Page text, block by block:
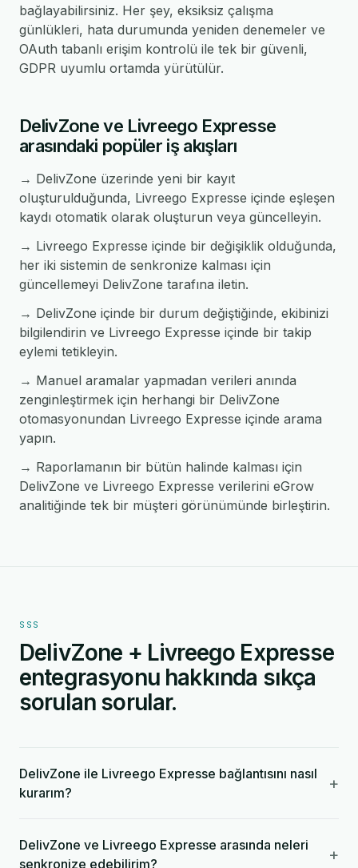
bağlayabilirsiniz. Her şey, eksiksiz çalışma
günlükleri, hata durumunda yeniden denemeler ve
OAuth tabanlı erişim kontrolü ile tek bir güvenli,
GDPR uyumlu ortamda yürütülür.
DelivZone ve Livreego Expresse
arasındaki popüler iş akışları
→ DelivZone üzerinde yeni bir kayıt
oluşturulduğunda, Livreego Expresse içinde eşleşen
kaydı otomatik olarak oluşturun veya güncelleyin.
→ Livreego Expresse içinde bir değişiklik olduğunda,
her iki sistemin de senkronize kalması için
güncellemeyi DelivZone tarafına iletin.
→ DelivZone içinde bir durum değiştiğinde, ekibinizi
bilgilendirin ve Livreego Expresse içinde bir takip
eylemi tetikleyin.
→ Manuel aramalar yapmadan verileri anında
zenginleştirmek için herhangi bir DelivZone
otomasyonundan Livreego Expresse içinde arama
yapın.
→ Raporlamanın bir bütün halinde kalması için
DelivZone ve Livreego Expresse verilerini eGrow
analitiğinde tek bir müşteri görünümünde birleştirin.
SSS
DelivZone + Livreego Expresse
entegrasyonu hakkında sıkça
sorulan sorular.
DelivZone ile Livreego Expresse bağlantısını nasıl
kurarım?
+
DelivZone ve Livreego Expresse arasında neleri
senkronize edebilirim?
+